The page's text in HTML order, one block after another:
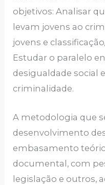
objetivos: Analisar
levam jovens ao
jovens e
Estudar o paralelo
desigualdade social
criminalidade.
A metodologia que
desenvolvimento
embasamento
documental, com
legislação e outros,